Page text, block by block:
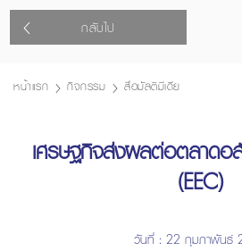
กลับไป
หน้าแรก กิจกรรม สื่อมัลติมีเดีย
เศรษฐกิจส่งผลต่อตลาด
(EEC)
วันที่ : 22 กุมภาพันธ์